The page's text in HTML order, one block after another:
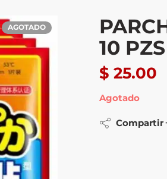
AGOTADO
10 PZS
$ 25.00
Agotado
Compartir